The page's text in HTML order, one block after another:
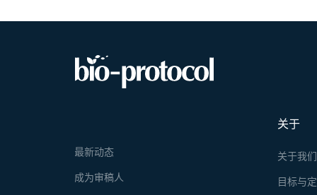
关于
关于我们
目标与
最新动态
成为审稿人